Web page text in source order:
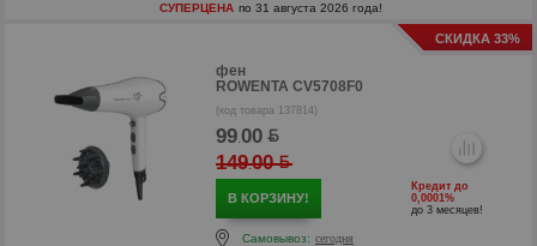
СУПЕРЦЕНА по 31 августа 2026 года!
СКИДКА 33%
фен
ROWENTA CV5708F0
(код товара 137814)
99.00
149.00
В КОРЗИНУ!
Кредит до
0,0001%
до 3 месяцев!
Самовывоз: сегодня